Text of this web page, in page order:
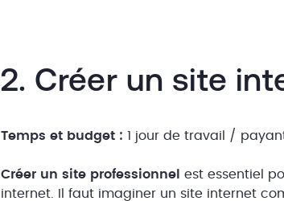
2. Créer un site
Temps et budget : 1 jour de travail /
Créer un site professionnel est essentiel
internet. Il faut imaginer un site internet